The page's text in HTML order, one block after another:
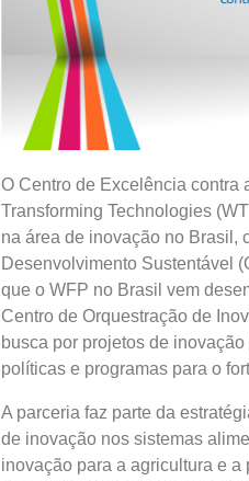
O Centro de Excelência contra
Transforming Technologies
na área de inovação no Brasil,
Desenvolvimento Sustentável
que o WFP no Brasil vem
Centro de Orquestração de
busca por projetos de
políticas e programas para o
A parceria faz parte da
de inovação nos sistemas
inovação para a agricultura e